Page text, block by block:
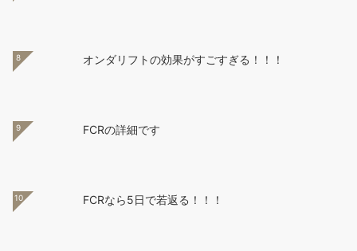
8 オンダリフトの効果がすごすぎる！！！
9 FCRの詳細です
10 FCRなら5日で若返る！！！